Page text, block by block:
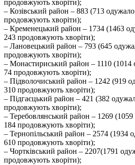
продовжують хворіти);
– Козівський район – 883 (713
продовжують хворіти);
– Кременецький район – 1734 (1463
243 продовжують хворіти);
– Лановецький район – 793 (645
продовжують хворіти);
– Монастириський район – 1110 (1014
74 продовжують хворіти);
– Підволочиський район – 1242 (919
310 продовжують хворіти);
– Підгаєцький район – 421 (382
продовжують хворіти);
– Теребовлянський район – 1269
184 продовжують хворіти);
– Тернопільський район – 2574 (1934
610 продовжують хворіти);
– Чортківський район – 2207(1791
продовжують хворіти);